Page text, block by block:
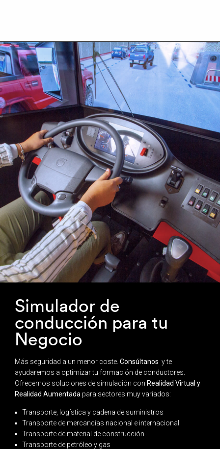
Simulador de
conducción para tu
Negocio
Más seguridad a un menor coste Consúltanos y te
ayudaremos a optimizar tu formación de conductores.
Ofrecemos soluciones de simulación con Realidad Virtual y
Realidad Aumentada para sectores muy variados:
Transporte, logística y cadena de suministros
Transporte de mercancías nacional e internacional
Transporte de material de construcción
Transporte de petróleo y gas